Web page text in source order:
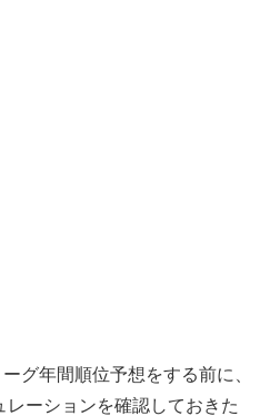
グ年間順位予想をする前に、
レーションを確認しておきた